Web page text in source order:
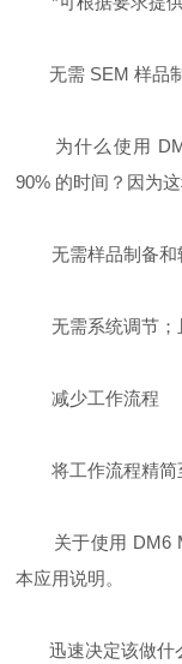
无需 SEM 样品
为什么使用
90% 的时间？因为
无需样品制备和
无需系统调节；
减少工作流程
将工作流程精简
关于使用 DM6 M
本应用说明。
迅速决定该做什